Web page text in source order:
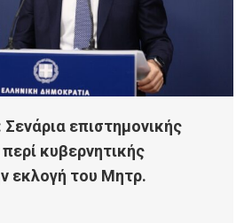
επιστημονικής
κυβερνητικής
εκλογή του Μητρ.